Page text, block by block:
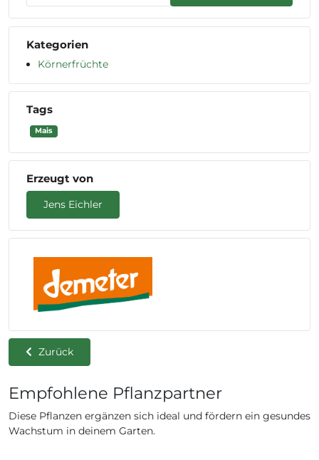
Kategorien
Körnerfrüchte
Tags
Mais
Erzeugt von
Jens Eichler
Zurück
Empfohlene Pflanzpartner
Diese Pflanzen ergänzen sich ideal und fördern ein gesundes
Wachstum in deinem Garten.